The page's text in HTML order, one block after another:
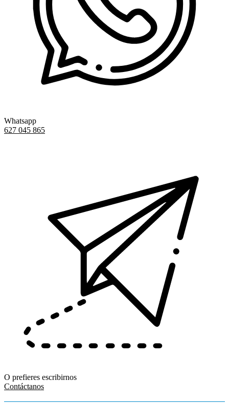
Whatsapp
627 045 865
O prefieres escribirnos
Contáctanos